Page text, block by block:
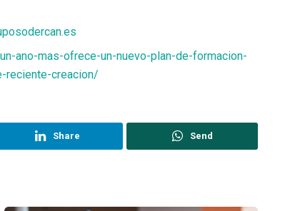
ano-mas-ofrece-un-nuevo-plan-de-formacion-
reciente-creacion/
Share Send